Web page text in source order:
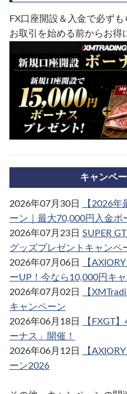
FX口座開設＆入金で必ずも
お取引を始める前からお得
キャンペ
2026年07月30日
【2026
ーン｜最大70,000円入金ボ
2026年07月23日 SUPER
グッズプレゼントキャンペ
2026年07月06日
【
ーUP！今なら10,000円キ
2026年07月02日
【
キャンペーン
2026年06月18日
【FXGT
ーナス」開催！
2026年06月12日
【
ーン2026